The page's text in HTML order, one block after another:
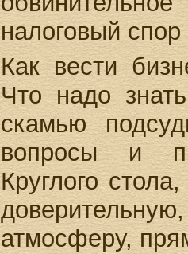
налоговый
Как вести
Что надо
скамью
вопросы и
Круглого
атмосферу,